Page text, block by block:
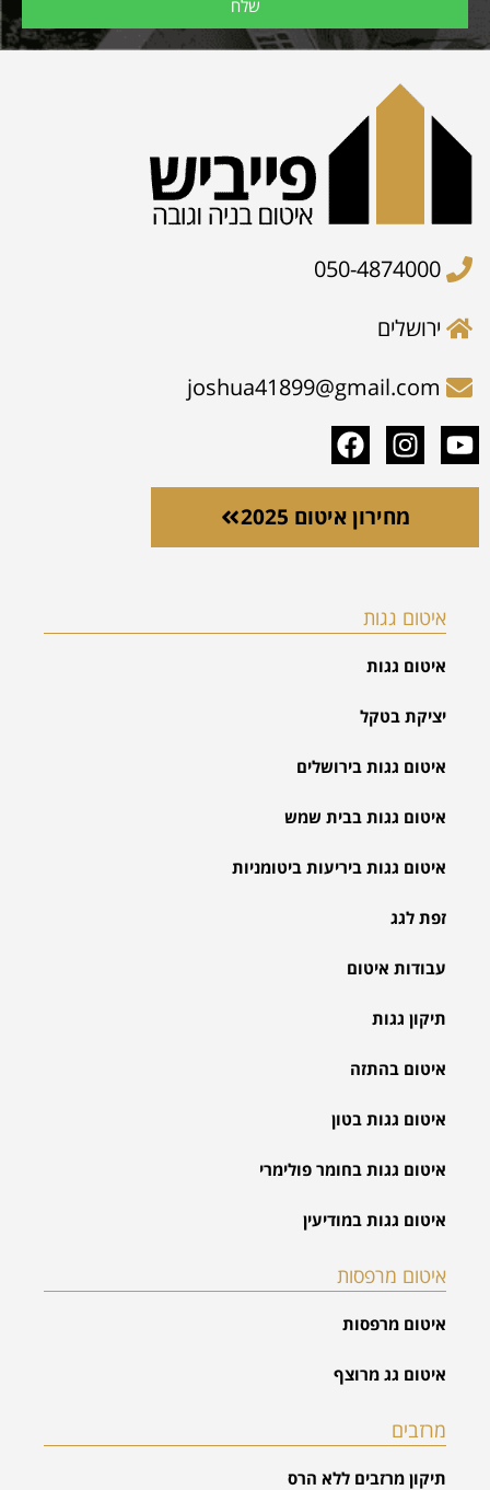
שלח
050-4874000
ירושלים
joshua41899@gmail.com
מחירון איטום 2025
איטום גגות
איטום גגות
יציקת בטקל
איטום גגות בירושלים
איטום גגות בבית שמש
איטום גגות ביריעות ביטומניות
זפת לגג
עבודות איטום
תיקון גגות
איטום בהתזה
איטום גגות בטון
איטום גגות בחומר פולימרי
איטום גגות במודיעין
איטום מרפסות
איטום מרפסות
איטום גג מרוצף
מרזבים
תיקון מרזבים ללא הרס